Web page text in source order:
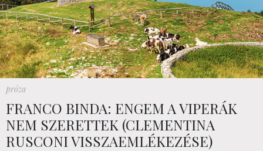
próza
FRANCO BINDA: ENGEM A VIPERÁK
NEM SZERETTEK (CLEMENTINA
RUSCONI VISSZAEMLÉKEZÉSE)